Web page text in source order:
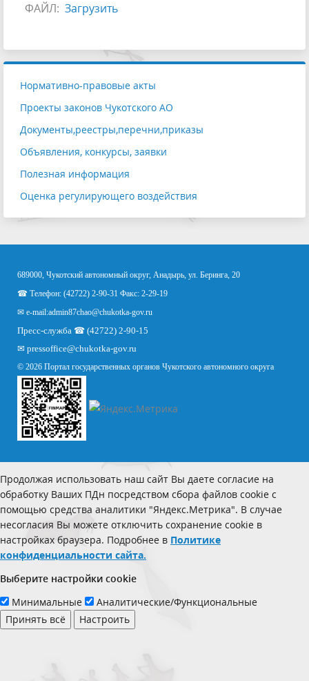
ФАЙЛ: Загрузить
Нормативно-правовые акты
Проекты законов Чукотского АО
Документы,реестры,перечни,приказы
Объявления, конкурсы, заявки
Полезная информация
Оценка регулирующего воздействия
689000, Чукотский автономный округ, Анадырь, ул. Беринга, 20
☎ Телефон: (42722) 2-90-31 Факс: 2-29-19
✉ e-mail:admin87chao@chukotka-gov.ru
Пресс-служба ☎ (42722) 2-90-15
✉ pressoffice@chukotka-gov.ru
© 2026 Портал государственных органов Чукотского автономного округа
Продолжая использовать наш сайт Вы даете согласие на
обработку Ваших ПДн посредством сбора файлов cookie с
помощью средства аналитики "Яндекс.Метрика". В случае
несогласия Вы можете отключить сохранение cookie в
настройках браузера. Подробнее в Политике
конфиденциальности сайта.
Выберите настройки cookie
Минимальные
Аналитические/Функциональные
Принять всё
Настроить